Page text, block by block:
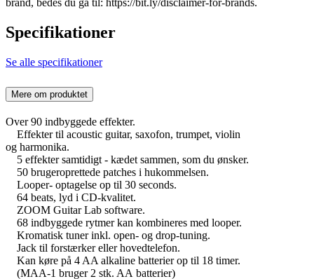
brand, bedes du gå til: https://bit.ly/disclaimer-for-brands.
Specifikationer
Se alle specifikationer
Mere om produktet
Over 90 indbyggede effekter.
Effekter til acoustic guitar, saxofon, trumpet, violin
og harmonika.
5 effekter samtidigt - kædet sammen, som du ønsker.
50 brugeroprettede patches i hukommelsen.
Looper- optagelse op til 30 seconds.
64 beats, lyd i CD-kvalitet.
ZOOM Guitar Lab software.
68 indbyggede rytmer kan kombineres med looper.
Kromatisk tuner inkl. open- og drop-tuning.
Jack til forstærker eller hovedtelefon.
Kan køre på 4 AA alkaline batterier op til 18 timer.
(MAA-1 bruger 2 stk. AA batterier)